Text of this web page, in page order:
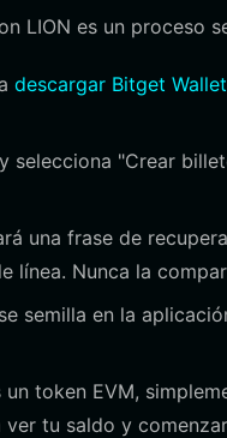
LION es un proceso
descargar Bitget Wallet
selecciona "Crear
una frase de
línea. Nunca la
semilla en la
un token EVM,
tu saldo y